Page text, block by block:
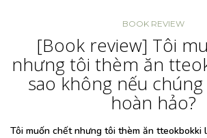
BOOK REVIEW
[Book review] Tôi
nhưng tôi thèm ăn
sao không nếu
hoàn hảo?
Tôi muốn chết nhưng tôi thèm ăn tteokbokki